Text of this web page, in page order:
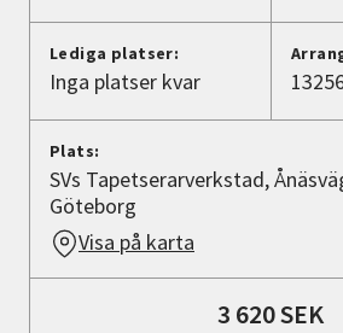
Lediga platser:
Inga platser kvar
Plats:
SVs Tapetserarverkstad,
Göteborg
Visa på karta
3 620 SEK